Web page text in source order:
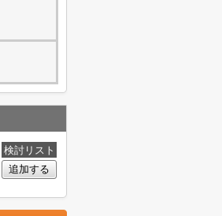
検討リスト
追加する